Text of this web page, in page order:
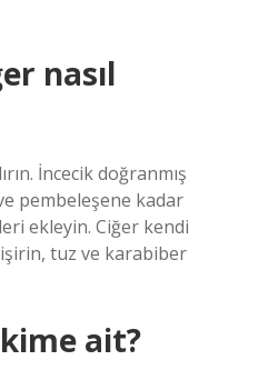
nasıl
İncecik doğranmış
pembeleşene kadar
ekleyin. Ciğer kendi
tuz ve karabiber
ait?